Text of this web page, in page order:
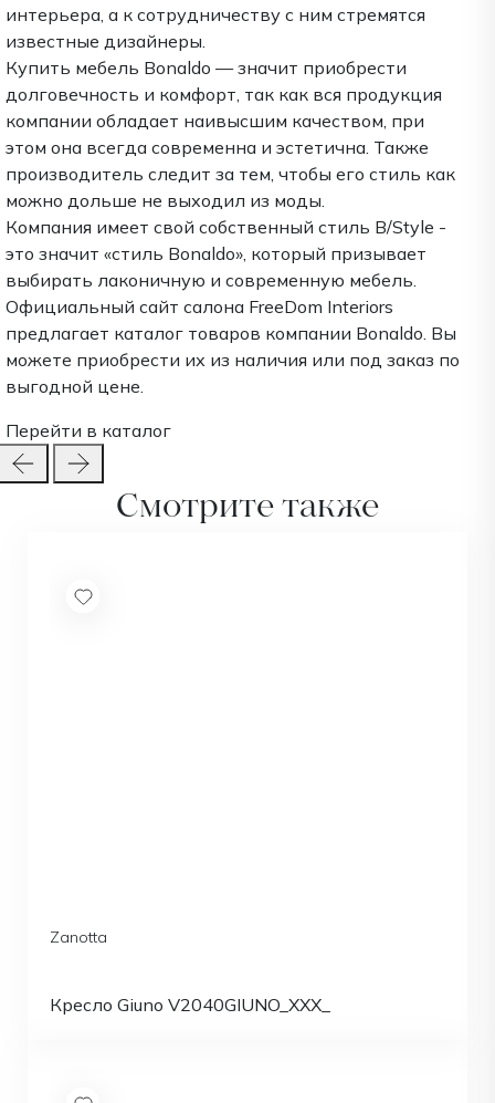
интерьера, а к сотрудничеству с ним стремятся
известные дизайнеры.
Купить мебель Bonaldo — значит приобрести
долговечность и комфорт, так как вся продукция
компании обладает наивысшим качеством, при
этом она всегда современна и эстетична. Также
производитель следит за тем, чтобы его стиль как
можно дольше не выходил из моды.
Компания имеет свой собственный стиль B/Style -
это значит «стиль Bonaldo», который призывает
выбирать лаконичную и современную мебель.
Официальный сайт салона FreeDom Interiors
предлагает каталог товаров компании Bonaldo. Вы
можете приобрести их из наличия или под заказ по
выгодной цене.
Перейти в каталог
Смотрите также
Zanotta
Кресло Giuno V2040GIUNO_XXX_